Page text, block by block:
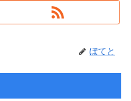
ぽてと